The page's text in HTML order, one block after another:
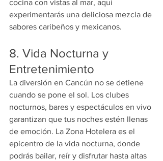
cocina con vistas al mar, aquí
experimentarás una deliciosa mezcla de
sabores caribeños y mexicanos.
8. Vida Nocturna y
Entretenimiento
La diversión en Cancún no se detiene
cuando se pone el sol. Los clubes
nocturnos, bares y espectáculos en vivo
garantizan que tus noches estén llenas
de emoción. La Zona Hotelera es el
epicentro de la vida nocturna, donde
podrás bailar, reír y disfrutar hasta altas